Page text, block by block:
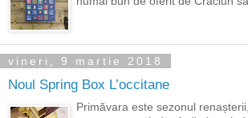
vineri, 9 martie 2018
Noul Spring Box L’occitane
Primăvara este sezonul